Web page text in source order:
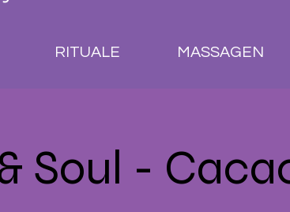
RITUALE MASSAGEN
Soul -